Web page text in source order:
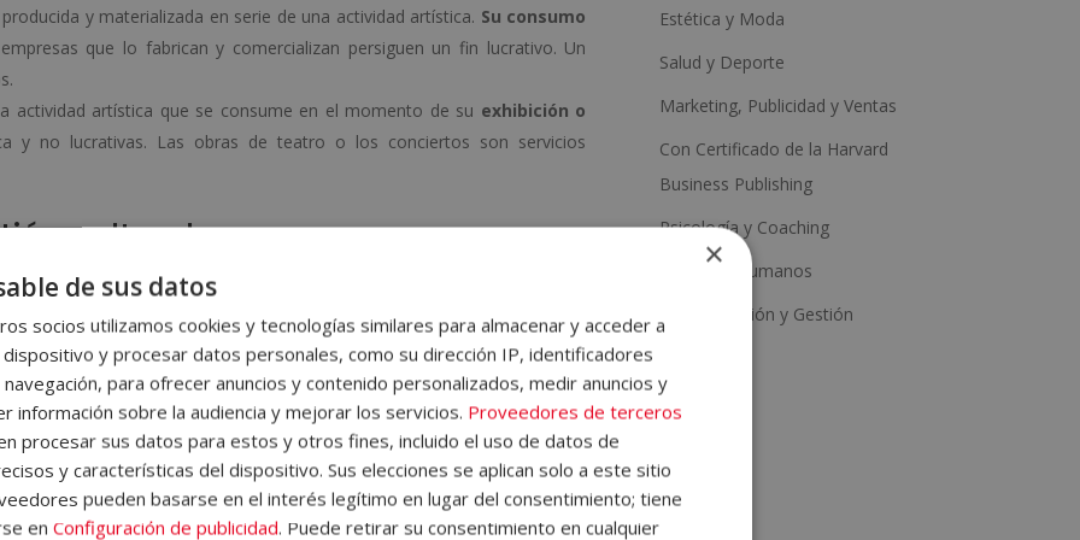
y materializada en serie de una actividad artística. Su consumo
que lo fabrican y comercializan persiguen un fin lucrativo. Un
actividad artística que se consume en el momento de su exhibición o
y no lucrativas. Las obras de teatro o los conciertos son servicios
cultural
los conocimientos y las tradiciones
, a través de la cual se puede recrear y difundir la historia de un pueblo, a
a una comunidad o país. De esta manera, todas las naciones del
y lingüísticas que provienen de sus tradiciones y de la evolución
cultural, ya que gracias a este campo de estudio las manifestaciones
promovidas. A través de la gestión cultural se formanestrategias de
Estética y Moda
Salud y Deporte
Marketing, Publicidad y Ventas
Con Certificado de la Harvard
Business Publishing
Psicología y Coaching
Recursos Humanos
Administración y Gestión
×
de sus datos
socios utilizamos cookies y tecnologías similares para almacenar y acceder a
dispositivo y procesar datos personales, como su dirección IP, identificadores
para ofrecer anuncios y contenido personalizados, medir anuncios y
información sobre la audiencia y mejorar los servicios. Proveedores de terceros
procesar sus datos para estos y otros fines, incluido el uso de datos de
y características del dispositivo. Sus elecciones se aplican solo a este sitio
pueden basarse en el interés legítimo en lugar del consentimiento; tiene
en Configuración de publicidad. Puede retirar su consentimiento en cualquier